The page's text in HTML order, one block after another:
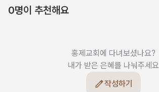
0명이 추천해요
홍제교회에 다녀보셨나요?
내가 받은 은혜를 나눠주세요
작성하기